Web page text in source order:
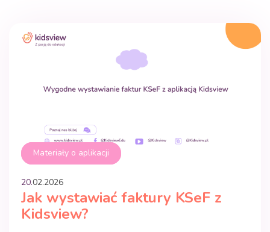
Materiały o aplikacji
20.02.2026
Jak wystawiać faktury KSeF z
Kidsview?